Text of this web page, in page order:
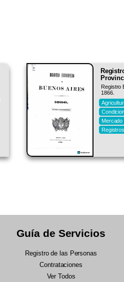
Registro
1866.
Mercado
Guía de Servicios
Registro de las Personas
Contrataciones
Ver Todos